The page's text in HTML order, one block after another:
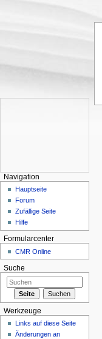
Navigation
Hauptseite
Forum
Zufällige Seite
Hilfe
Formularcenter
CMR Online
Suche
Werkzeuge
Links auf diese Seite
Änderungen an